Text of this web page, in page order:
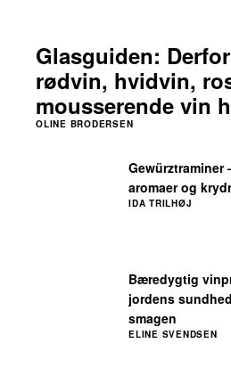
Bæredygtig
jordens
smagen
ELINE SVENDSEN
Gewürztraminer
aromaer og
IDA TRILHØJ
Glasguiden:
rødvin, hvidvin,
mousserende vin
OLINE BRODERSEN